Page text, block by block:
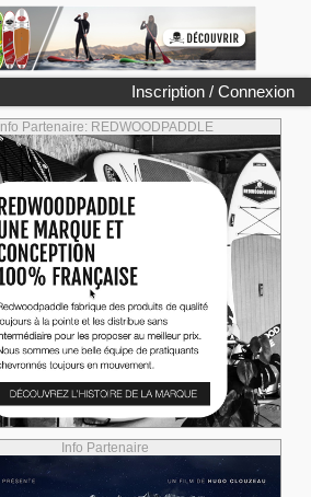
Inscription / Connexion
Info Partenaire: REDWOODPADDLE
Info Partenaire